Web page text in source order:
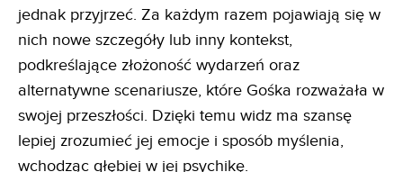
jednak przyjrzeć. Za każdym razem pojawiają się w
nich nowe szczegóły lub inny kontekst,
podkreślające złożoność wydarzeń oraz
alternatywne scenariusze, które Gośka rozważała w
swojej przeszłości. Dzięki temu widz ma szansę
lepiej zrozumieć jej emocje i sposób myślenia,
wchodząc głębiej w jej psychikę.